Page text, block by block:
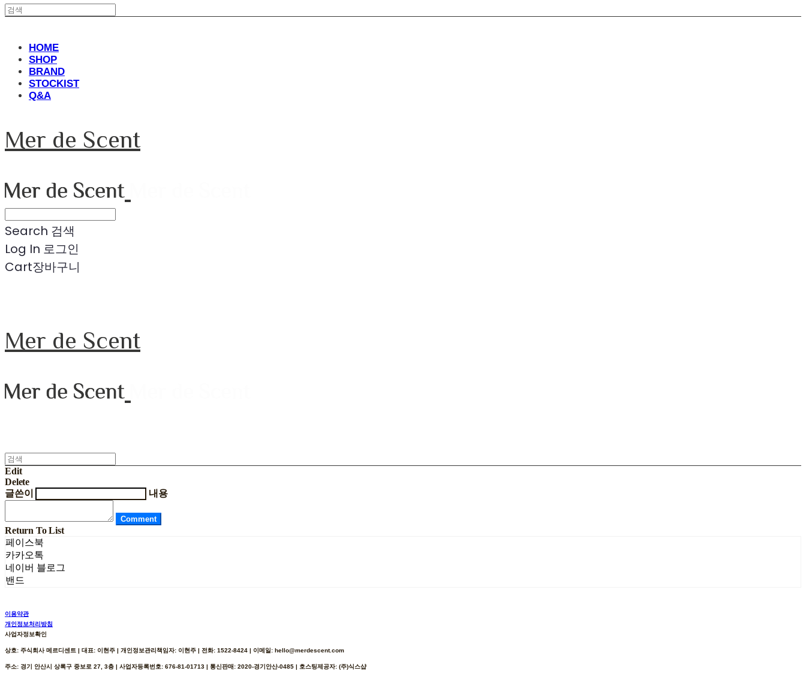
HOME
SHOP
BRAND
STOCKIST
Q&A
Mer de Scent
Search 검색
Log In 로그인
Cart장바구니
Mer de Scent
Edit
Delete
글쓴이
내용
Comment
Return To List
페이스북
카카오톡
네이버 블로그
밴드
이용약관
개인정보처리방침
사업자정보확인
상호: 주식회사 메르디센트 | 대표: 이현주 | 개인정보관리책임자: 이현주 | 전화: 1522-8424 | 이메일: hello@merdescent.com
주소: 경기 안산시 상록구 중보로 27, 3층 | 사업자등록번호: 676-81-01713 | 통신판매: 2020-경기안산-0485 | 호스팅제공자: (주)식스샵